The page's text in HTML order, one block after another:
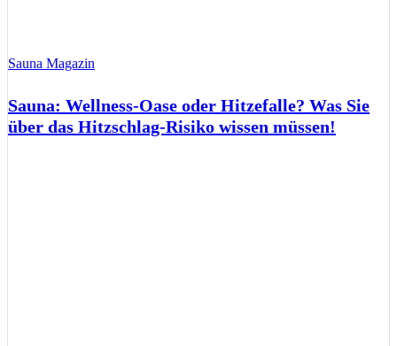
Sauna Magazin
Sauna: Wellness-Oase oder Hitzefalle? Was Sie
über das Hitzschlag-Risiko wissen müssen!